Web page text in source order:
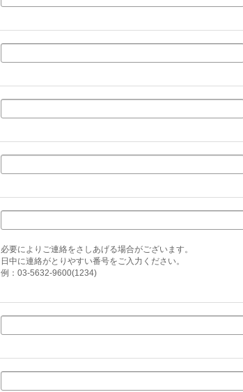
必要によりご連絡をさしあげる場合がございます。
日中に連絡がとりやすい番号をご入力ください。
例：03-5632-9600(1234)